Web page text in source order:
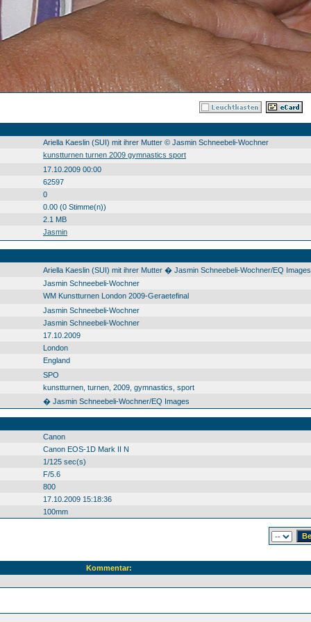
Ariella Kaeslin (SUI) mit ihrer Mutter © Jasmin Schneebeli-Wochner
kunstturnen turnen 2009 gymnastics sport
17.10.2009 00:00
62597
0
0.00 (0 Stimme(n))
2.1 MB
Jasmin
Ariella Kaeslin (SUI) mit ihrer Mutter � Jasmin Schneebeli-Wochner/EQ Images
Jasmin Schneebeli-Wochner
WM Kunstturnen London 2009-Geraetefinal
Jasmin Schneebeli-Wochner
Jasmin Schneebeli-Wochner
17.10.2009
London
England
SPO
kunstturnen, turnen, 2009, gymnastics, sport
� Jasmin Schneebeli-Wochner/EQ Images
Canon
Canon EOS-1D Mark II N
1/125 sec(s)
F/5.6
800
17.10.2009 15:18:36
100mm
Kommentar: